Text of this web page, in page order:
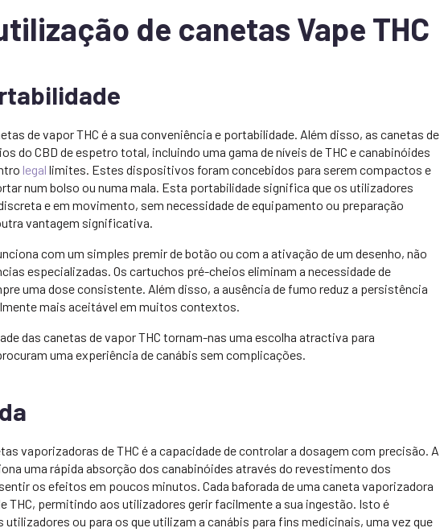
de canetas Vape THC
de vapor THC é a sua conveniência e portabilidade. Além disso, as canetas de
do CBD de espetro total, incluindo uma gama de níveis de THC e canabinóides
legal limites. Estes dispositivos foram concebidos para serem compactos e
num bolso ou numa mala. Esta portabilidade significa que os utilizadores
e em movimento, sem necessidade de equipamento ou preparação
vantagem significativa.
com um simples premir de botão ou com a ativação de um desenho, não
especializadas. Os cartuchos pré-cheios eliminam a necessidade de
uma dose consistente. Além disso, a ausência de fumo reduz a persistência
mais aceitável em muitos contextos.
das canetas de vapor THC tornam-nas uma escolha atractiva para
uma experiência de canábis sem complicações.
vaporizadoras de THC é a capacidade de controlar a dosagem com precisão. A
uma rápida absorção dos canabinóides através do revestimento dos
os efeitos em poucos minutos. Cada baforada de uma caneta vaporizadora
THC, permitindo aos utilizadores gerir facilmente a sua ingestão. Isto é
ou para os que utilizam a canábis para fins medicinais, uma vez que